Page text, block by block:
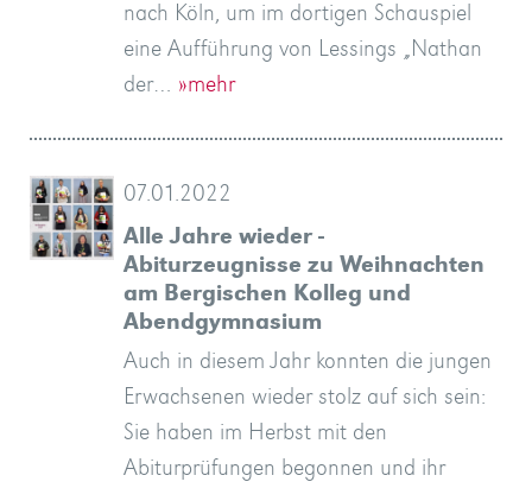
nach Köln, um im dortigen Schauspiel
eine Aufführung von Lessings „Nathan
der… »mehr
07.01.2022
Alle Jahre wieder -
Abiturzeugnisse zu Weihnachten
am Bergischen Kolleg und
Abendgymnasium
Auch in diesem Jahr konnten die jungen
Erwachsenen wieder stolz auf sich sein:
Sie haben im Herbst mit den
Abiturprüfungen begonnen und ihr